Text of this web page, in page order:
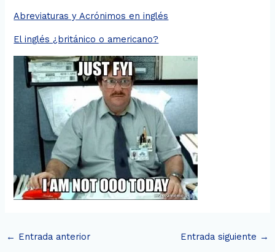
Abreviaturas y Acrónimos en inglés
El inglés ¿británico o americano?
← Entrada anterior Entrada siguiente →